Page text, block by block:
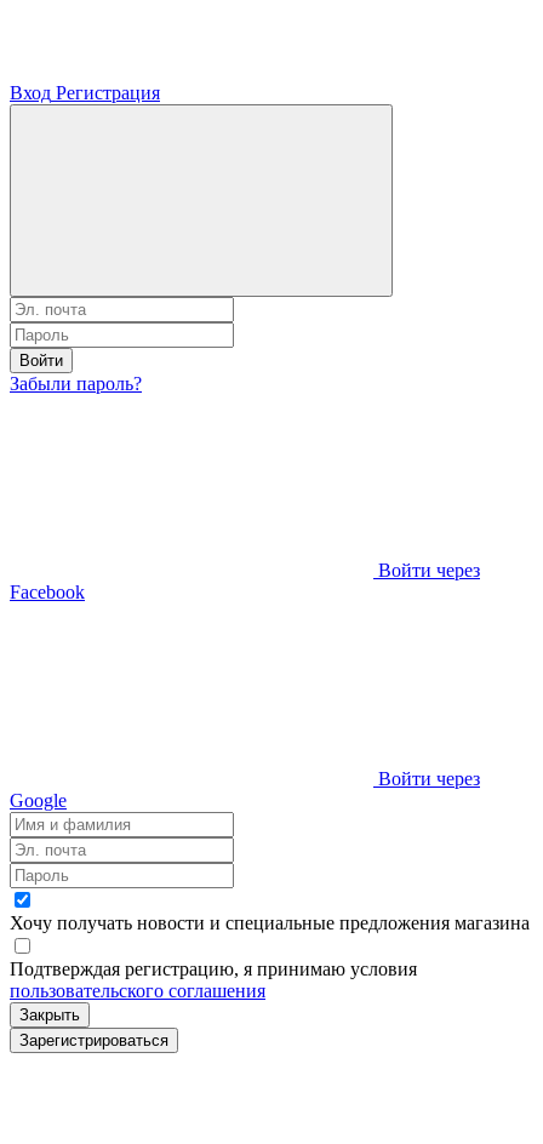
Вход Регистрация
Войти
Забыли пароль?
Войти через
Facebook
Войти через
Google
Хочу получать новости и специальные предложения магазина
Подтверждая регистрацию, я принимаю условия
пользовательского соглашения
Закрыть
Зарегистрироваться